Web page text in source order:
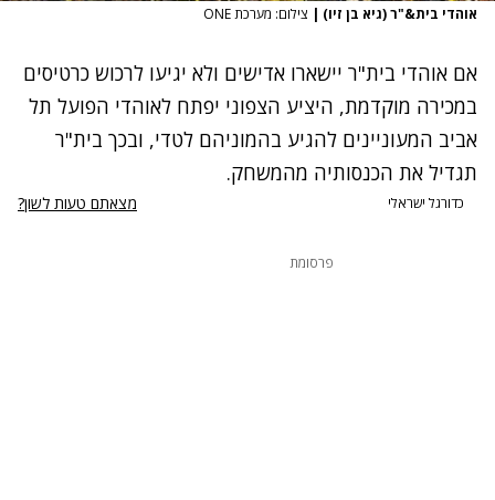
אוהדי בית&"ר (גיא בן זיו) | צילום: מערכת ONE
אם אוהדי בית"ר יישארו אדישים ולא יגיעו לרכוש כרטיסים
במכירה מוקדמת, היציע הצפוני יפתח לאוהדי הפועל תל
אביב המעוניינים להגיע בהמוניהם לטדי, ובכך בית"ר
תגדיל את הכנסותיה מהמשחק.
כדורגל ישראלי מצאתם טעות לשון?
פרסומת